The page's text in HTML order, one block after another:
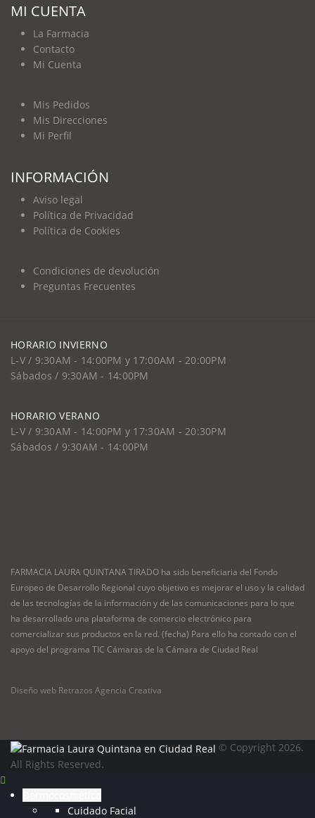
MI CUENTA
La Farmacia
Contacto
Mi Cuenta
Mis Pedidos
Mis Direcciones
Mi Perfil
INFORMACIÓN
Aviso legal
Política de Privacidad
Política de Cookies
Condiciones de devolución
Preguntas Frecuentes
HORARIO INVIERNO
L-V / 9:30AM - 14:00PM y 17:00AM - 20:00PM
Sábados / 9:30AM - 14:00PM
HORARIO VERANO
L-V / 9:30AM - 14:00PM y 17:30AM - 20:30PM
Sábados / 9:30AM - 14:00PM
FARMACIA LAURA QUINTANA TIRADO ha sido beneficiaria del Fondo
Europeo de Desarrollo Regional cuyo objetivo es mejorar el uso y la calidad
de las tecnologías de la información y de las comunicaciones para lo que
ha desarrollado una plataforma de comercio electrónico para
comercializar sus productos en la red. (fecha) Para ello ha contado con el
apoyo del programa TIC Cámaras de la Cámara de Ciudad Real
Diseño web Retrazos Agencia Creativa
© Copyright 2026.
All Rights Reserved.
Cuidado Facial